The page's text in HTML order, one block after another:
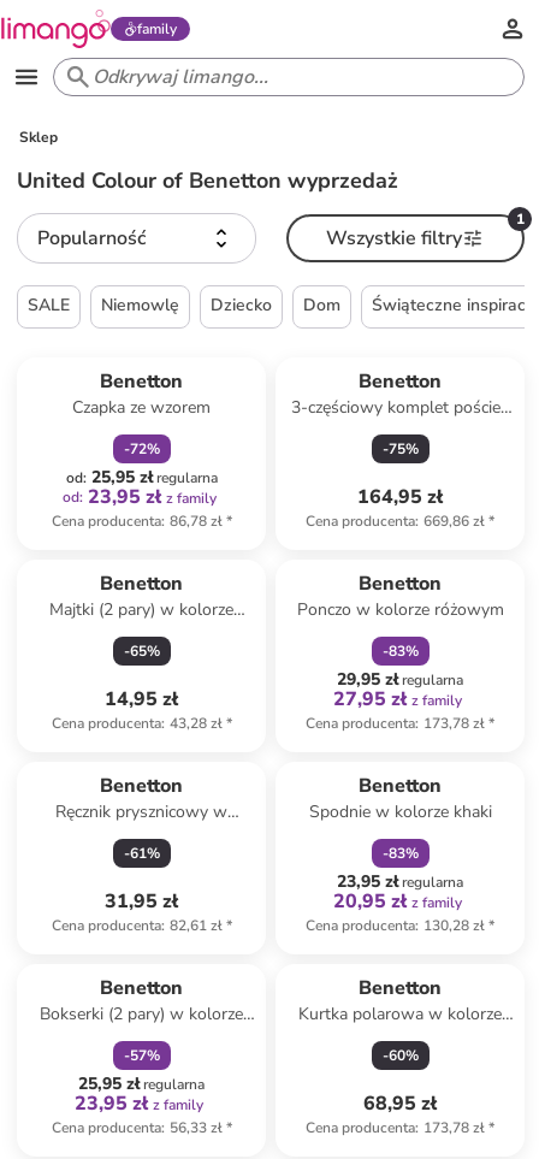
family
Sklep
United Colour of Benetton wyprzedaż
Popularność
1
Wszystkie filtry
SALE Niemowlę Dziecko Dom Świąteczne inspiracje
Benetton
Czapka ze wzorem
-72%
od: 25,95 złregularna
od: 23,95 zł z family
Cena producenta: 86,78 zł*
Benetton
3-częściowy komplet pościeli
w kolorze białym ze wzorem
-75%
164,95 zł
Cena producenta: 669,86 zł*
Benetton
Majtki (2 pary) w kolorze
czarno-białym
-65%
14,95 zł
Cena producenta: 43,28 zł*
Benetton
Ponczo w kolorze różowym
-83%
29,95 złregularna
27,95 zł z family
Cena producenta: 173,78 zł*
Benetton
Ręcznik prysznicowy w
kolorze beżowym
-61%
31,95 zł
Cena producenta: 82,61 zł*
Benetton
Spodnie w kolorze khaki
-83%
23,95 złregularna
20,95 zł z family
Cena producenta: 130,28 zł*
Benetton
Bokserki (2 pary) w kolorze
szaro-kremowo-granatowym
-57%
25,95 złregularna
23,95 zł z family
Cena producenta: 56,33 zł*
Benetton
Kurtka polarowa w kolorze
kremowo-brązowym
-60%
68,95 zł
Cena producenta: 173,78 zł*